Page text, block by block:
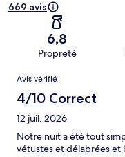
669 avis
6,8
Propreté
Avis
Avis vérifié
4/10 Correct
12 juil. 2026
Notre nuit a été tout
vétustes et délabrées et